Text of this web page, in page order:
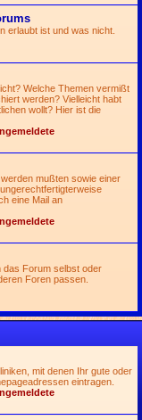
erlaubt ist und was nicht.
Welche Themen vermißt
werden? Vielleicht habt
wollt? Hier ist die
mußten sowie einer
eine Mail an
das Forum selbst oder
Foren passen.
mit denen Ihr gute oder
eintragen.